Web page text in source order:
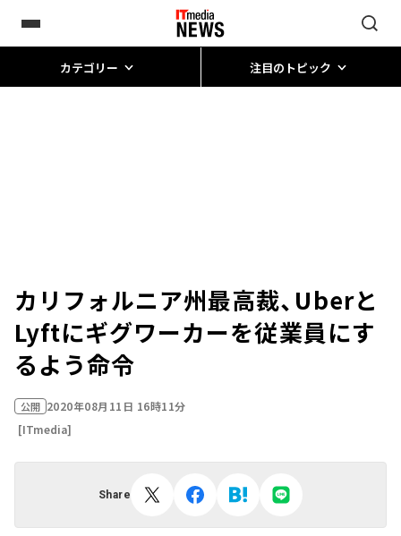
カテゴリー 注目のトピック
カリフォルニア州最高裁、Uberと
Lyftにギグワーカーを従業員にす
るよう命令
公開 2020年08月11日 16時11分
[ITmedia]
Share